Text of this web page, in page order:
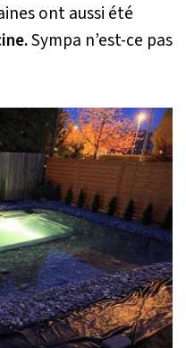
ont aussi été
Sympa n’est-ce pas